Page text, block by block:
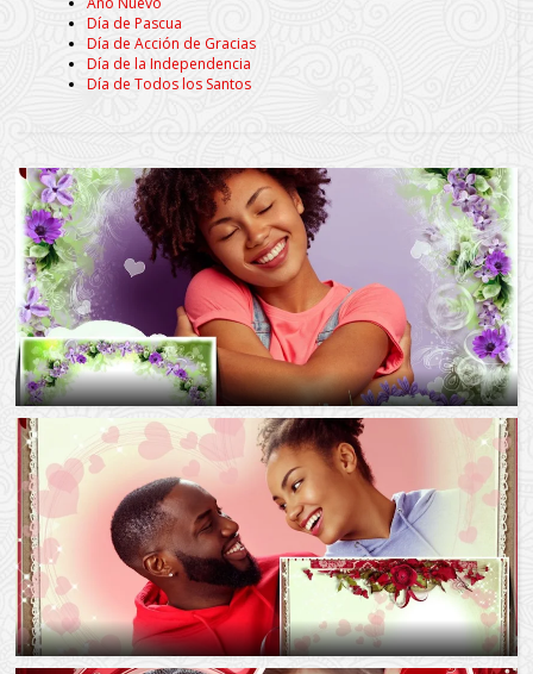
Día de Pascua
Día de Acción de Gracias
Día de la Independencia
Día de Todos los Santos